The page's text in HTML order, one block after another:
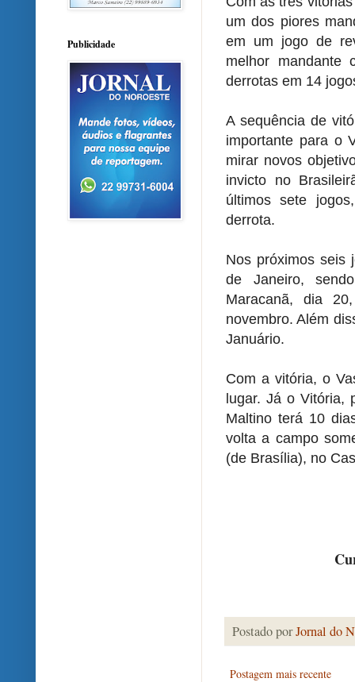
um dos piores
em um jogo de
melhor mandante
derrotas em 14
A sequência de
importante para o
mirar novos
invicto no
últimos sete
derrota.
Nos próximos seis
de Janeiro,
Maracanã, dia
novembro. Além
Januário.
Com a vitória, o
lugar. Já o Vitória,
Maltino terá 10
volta a campo
(de Brasília), no
Postado porJornal do
Postagem mais recente
Publicidade